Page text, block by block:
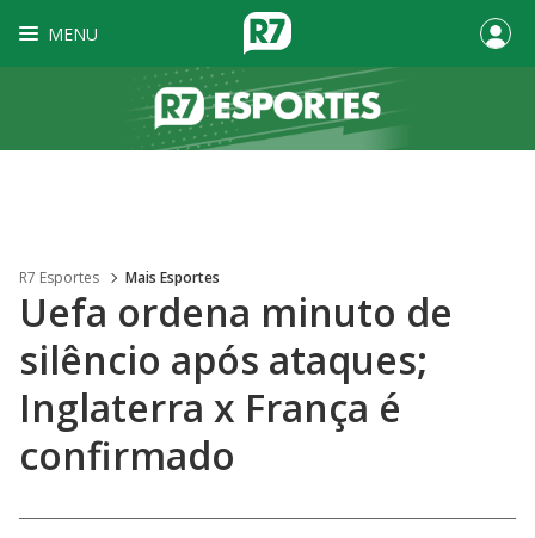
MENU
R7 Esportes Mais Esportes
Uefa ordena minuto de
silêncio após ataques;
Inglaterra x França é
confirmado